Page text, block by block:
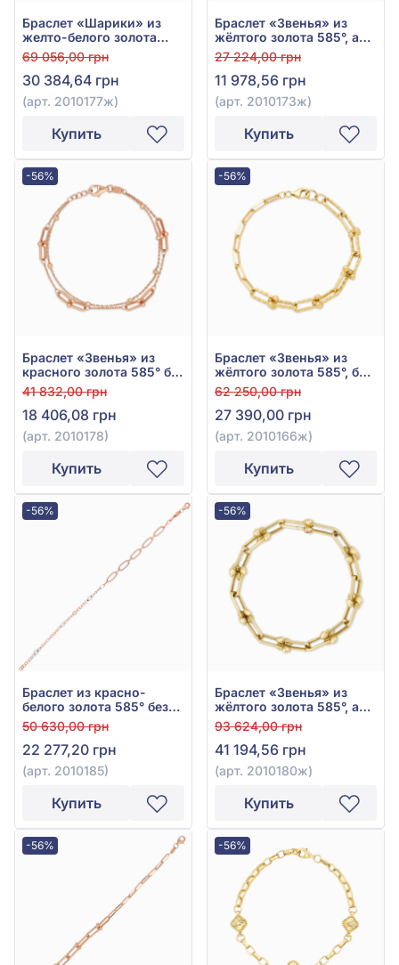
Браслет «Шарики» из
желто-белого золота
585°, без вставок, арт.
2010177ж
69 056,00 грн
30 384,64 грн
(арт. 2010177ж)
Купить
Браслет «Звенья» из
жёлтого золота 585°, арт.
2010173ж
27 224,00 грн
11 978,56 грн
(арт. 2010173ж)
Купить
-56%
Браслет «Звенья» из
красного золота 585° без
вставки, арт. 2010178
41 832,00 грн
18 406,08 грн
(арт. 2010178)
Купить
-56%
Браслет «Звенья» из
жёлтого золота 585°, без
вставки, арт. 2010166ж
62 250,00 грн
27 390,00 грн
(арт. 2010166ж)
Купить
-56%
Браслет из красно-
белого золота 585° без
вставки, арт. 2010185
50 630,00 грн
22 277,20 грн
(арт. 2010185)
Купить
-56%
Браслет «Звенья» из
жёлтого золота 585°, арт.
2010180ж
93 624,00 грн
41 194,56 грн
(арт. 2010180ж)
Купить
-56% -56%